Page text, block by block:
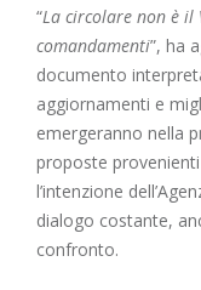
“La circolare non è il
comandamenti”, ha
documento
aggiornamenti e
emergeranno nella
proposte
l’intenzione
dialogo costante,
confronto.